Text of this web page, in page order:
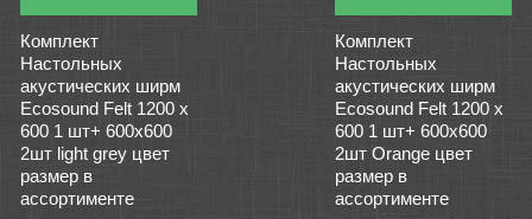
Комплект
Настольныx
акустических ширм
Ecosound Felt 1200 х
600 1 шт+ 600х600
2шт light grey цвет
размер в
ассортименте
Комплект
Настольныx
акустических ширм
Ecosound Felt 1200 х
600 1 шт+ 600х600
2шт Orange цвет
размер в
ассортименте